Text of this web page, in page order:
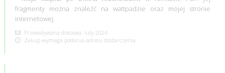
fragmenty można znaleźć na wattpadzie oraz mojej stronie
internetowej.
Przewidywana dostawa: luty 2024
Zakup wymaga podania adresu dostarczenia